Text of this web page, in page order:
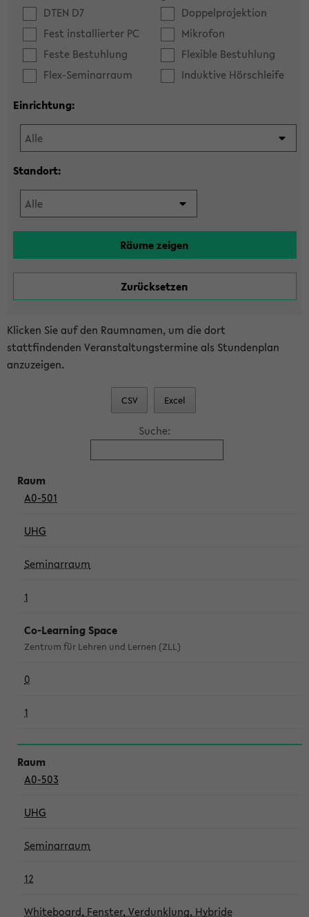
DTEN D7
Doppelprojektion
Fest installierter PC
Mikrofon
Feste Bestuhlung
Flexible Bestuhlung
Flex-Seminarraum
Induktive Hörschleife
Einrichtung:
Standort:
Klicken Sie auf den Raumnamen, um die dort
stattfindenden Veranstaltungstermine als Stundenplan
anzuzeigen.
CSV Excel
Suche:
A0-501
UHG
Seminarraum
1
Co-Learning Space
Zentrum für Lehren und Lernen (ZLL)
0
1
A0-503
UHG
Seminarraum
12
Whiteboard, Fenster, Verdunklung, Hybride